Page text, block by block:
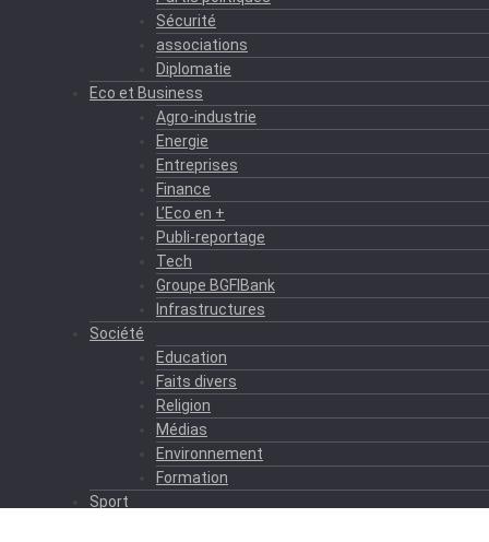
Sécurité
associations
Diplomatie
Eco et Business
Agro-industrie
Energie
Entreprises
Finance
L’Eco en +
Publi-reportage
Tech
Groupe BGFIBank
Infrastructures
Société
Education
Faits divers
Religion
Médias
Environnement
Formation
Sport